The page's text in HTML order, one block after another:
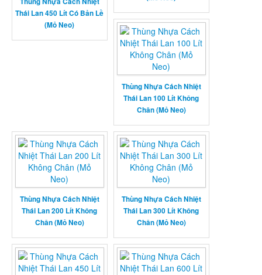
Thái Lan 450 Lít Có Bản Lề
(Mỏ Neo)
Thùng Nhựa Cách Nhiệt
Thái Lan 100 Lít Không
Chân (Mỏ Neo)
Thùng Nhựa Cách Nhiệt
Thái Lan 200 Lít Không
Chân (Mỏ Neo)
Thùng Nhựa Cách Nhiệt
Thái Lan 300 Lít Không
Chân (Mỏ Neo)